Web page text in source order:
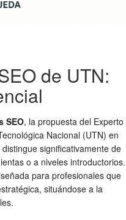
de UTN:
SEO, la propuesta del Experto
Nacional (UTN) en
significativamente de
o a niveles introductorios.
para profesionales que
situándose a la